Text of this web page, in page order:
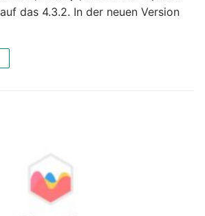
das 4.3.2. In der neuen Version